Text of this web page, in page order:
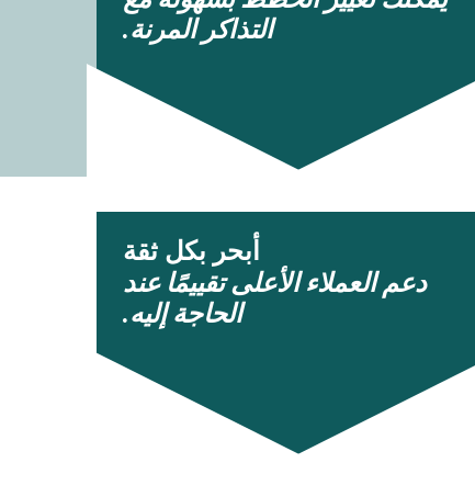
التذاكر المرنة.
أبحر بكل ثقة
دعم العملاء الأعلى تقييمًا عند
الحاجة إليه.